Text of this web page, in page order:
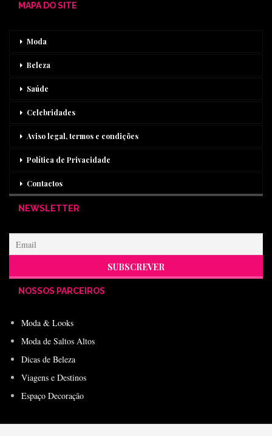
MAPA DO SITE
Moda
Beleza
Saúde
Celebridades
Aviso legal, termos e condições
Política de Privacidade
Contactos
NEWSLETTER
NOSSOS PARCEIROS
Moda & Looks
Moda de Saltos Altos
Dicas de Beleza
Viagens e Destinos
Espaço Decoração